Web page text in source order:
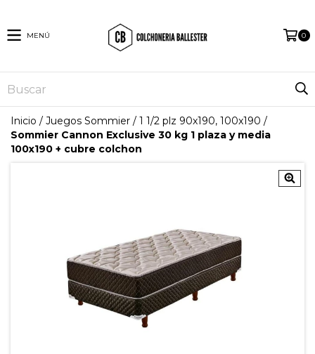
MENÚ 0
Inicio / Juegos Sommier / 1 1/2 plz 90x190, 100x190 /
Sommier Cannon Exclusive 30 kg 1 plaza y media
100x190 + cubre colchon